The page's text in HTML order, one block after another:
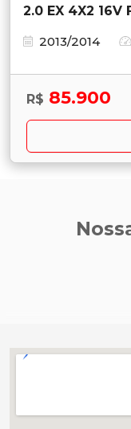
2.0 EX 4X2 16V
2013/2014
R$ 85.900